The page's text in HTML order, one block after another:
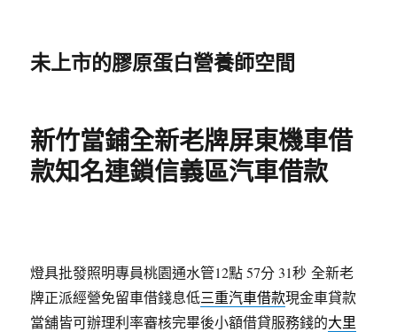
未上市的膠原蛋白營養師空間
新竹當鋪全新老牌屏東機車借
款知名連鎖信義區汽車借款
燈具批發照明專員桃園通水管12點 57分 31秒 全新老
牌正派經營免留車借錢息低三重汽車借款現金車貸款
當舖皆可辦理利率審核完畢後小額借貸服務錢的大里